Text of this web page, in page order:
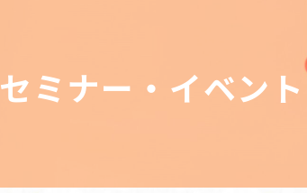
セミナー・イベント